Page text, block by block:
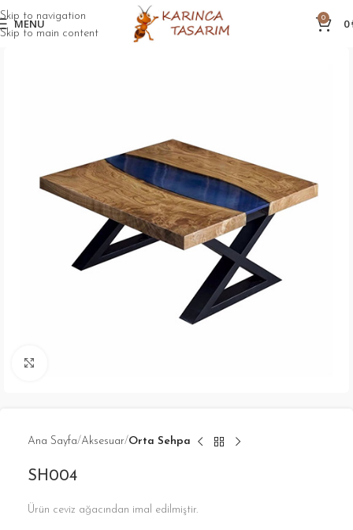
Skip to navigation
Skip to main content
MENU 0 0
Ana Sayfa Aksesuar Orta Sehpa
SH004
Ürün ceviz ağacından imal edilmiştir.